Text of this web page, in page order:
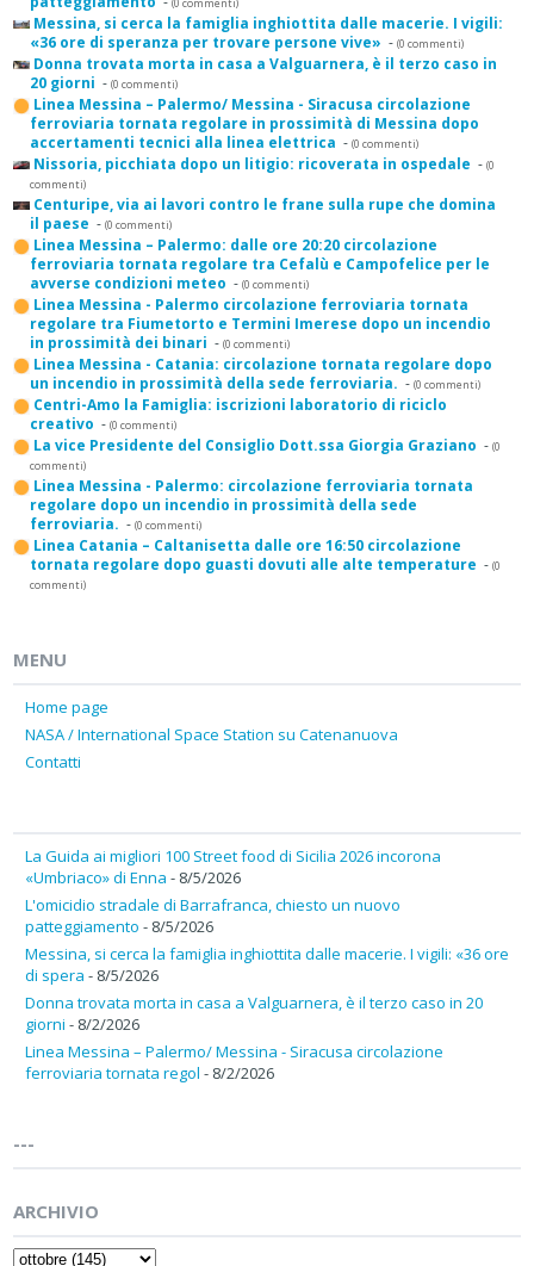
(0 commenti)
Messina, si cerca la famiglia inghiottita dalle macerie. I vigili:
«36 ore di speranza per trovare persone vive» - (0 commenti)
Donna trovata morta in casa a Valguarnera, è il terzo caso in
20 giorni - (0 commenti)
Linea Messina – Palermo/ Messina - Siracusa circolazione
ferroviaria tornata regolare in prossimità di Messina dopo
accertamenti tecnici alla linea elettrica - (0 commenti)
Nissoria, picchiata dopo un litigio: ricoverata in ospedale - (0
commenti)
Centuripe, via ai lavori contro le frane sulla rupe che domina
il paese - (0 commenti)
Linea Messina – Palermo: dalle ore 20:20 circolazione
ferroviaria tornata regolare tra Cefalù e Campofelice per le
avverse condizioni meteo - (0 commenti)
Linea Messina - Palermo circolazione ferroviaria tornata
regolare tra Fiumetorto e Termini Imerese dopo un incendio
in prossimità dei binari - (0 commenti)
Linea Messina - Catania: circolazione tornata regolare dopo
un incendio in prossimità della sede ferroviaria. - (0 commenti)
Centri-Amo la Famiglia: iscrizioni laboratorio di riciclo
creativo - (0 commenti)
La vice Presidente del Consiglio Dott.ssa Giorgia Graziano - (0
commenti)
Linea Messina - Palermo: circolazione ferroviaria tornata
regolare dopo un incendio in prossimità della sede
ferroviaria. - (0 commenti)
Linea Catania – Caltanisetta dalle ore 16:50 circolazione
tornata regolare dopo guasti dovuti alle alte temperature - (0
commenti)
MENU
Home page
NASA / International Space Station su Catenanuova
Contatti
La Guida ai migliori 100 Street food di Sicilia 2026 incorona
«Umbriaco» di Enna - 8/5/2026
L'omicidio stradale di Barrafranca, chiesto un nuovo
patteggiamento - 8/5/2026
Messina, si cerca la famiglia inghiottita dalle macerie. I vigili: «36 ore
di spera - 8/5/2026
Donna trovata morta in casa a Valguarnera, è il terzo caso in 20
giorni - 8/2/2026
Linea Messina – Palermo/ Messina - Siracusa circolazione
ferroviaria tornata regol - 8/2/2026
---
ARCHIVIO